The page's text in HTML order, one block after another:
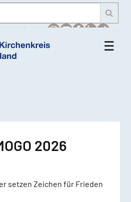
☰
2026
setzen Zeichen für Frieden